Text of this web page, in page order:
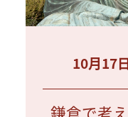
10月17
鎌倉で考